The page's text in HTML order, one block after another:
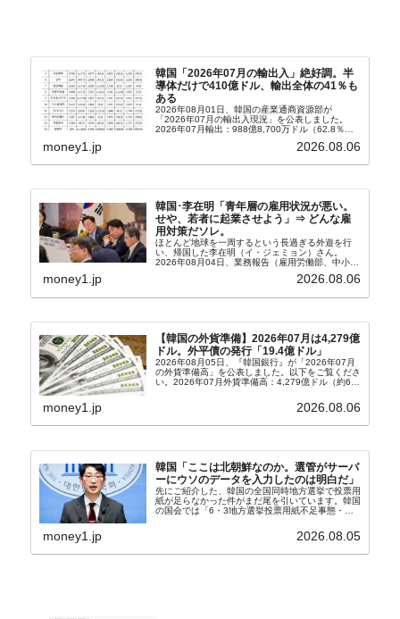
韓国「2026年07月の輸出入」絶好調。半
導体だけで410億ドル、輸出全体の41％も
ある
2026年08月01日、韓国の産業通商資源部が
「2026年07月の輸出入現況」を公表しました。
2026年07月輸出：988億8,700万ドル（62.8％）
money1.jp 2026.08.06
韓国･李在明「青年層の雇用状況が悪い。
せや、若者に起業させよう」⇒ どんな雇
用対策だソレ。
ほとんど地球を一周するという長過ぎる外遊を行
い、帰国した李在明（イ・ジェミョン）さん。
2026年08月04日、業務報告（雇用労働部、中小ベ
上、韓国大統領に成りおおせた李在明（イ・ジェミ
money1.jp 2026.08.06
【韓国の外貨準備】2026年07月は4,279億
ドル。外平債の発行「19.4億ドル」
2026年08月05日、『韓国銀行』が「2026年07月
の外貨準備高」を公表しました。以下をご覧くださ
い。2026年07月外貨準備高：4,279億ドル（約67
money1.jp 2026.08.06
韓国「ここは北朝鮮なのか。選管がサーバ
ーにウソのデータを入力したのは明白だ」
先にご紹介した、韓国の全国同時地方選挙で投票用
紙が足らなかった件がまだ尾を引いています。韓国
の国会では「6・3地方選挙投票用紙不足事態・国
す。『国民の力』の朱晋佑（チュ・ジヌ）議員はそ
money1.jp 2026.08.05